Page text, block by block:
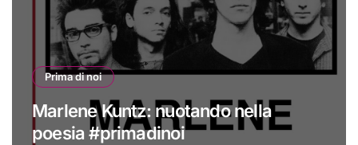
Prima di noi
Marlene Kuntz: nuotando nella
poesia #primadinoi